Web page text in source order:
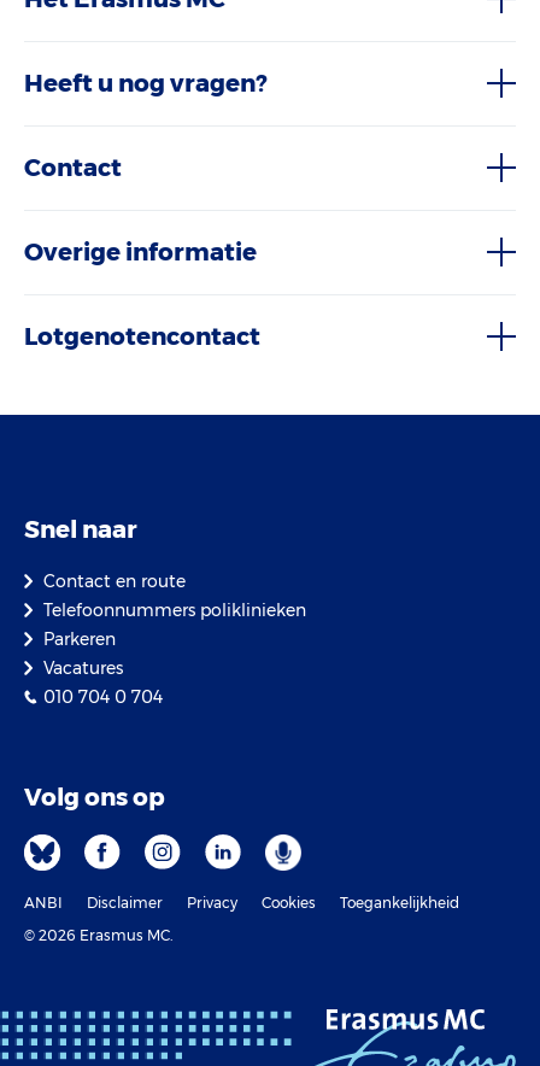
Heeft u nog vragen?
Contact
Overige informatie
Lotgenotencontact
Snel naar
Contact en route
Telefoonnummers poliklinieken
Parkeren
Vacatures
010 704 0 704
Volg ons op
ANBI Disclaimer Privacy Cookies
Toegankelijkheid
© 2026 Erasmus MC.